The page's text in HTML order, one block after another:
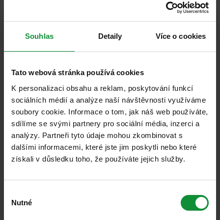
Souhlas Detaily Více o cookies
Tato webová stránka používá cookies
K personalizaci obsahu a reklam, poskytování funkcí
sociálních médií a analýze naší návštěvnosti využíváme
soubory cookie. Informace o tom, jak náš web používáte,
sdílíme se svými partnery pro sociální média, inzerci a
analýzy. Partneři tyto údaje mohou zkombinovat s
dalšími informacemi, které jste jim poskytli nebo které
získali v důsledku toho, že používáte jejich služby.
souhlasu
Nutné
velkými změnami. Takže jednou většina zeleniny
bude pěstována chráněná, nejen rajčata a papriky,
jak je tomu nyní. „Setkal jsem se s ředitelem
Tungsram Innovation, Ferencem Pongráczem, a
produktů z nově otevřené farmy. Prvotně testujeme
mikrobylinky a nejcitlivější produkty jako baby listy.
Pracovníci nosí síťky na vlasy, masky, používají
hnojivé nůžky apod. a je zde speciální auditní
systém pro zajištění kvality, aby byly produkty
ale jsme si jisti, že čím vyšší ztráty budou na polích,
tím větší zájem se obrátí na vertikální farmy,“